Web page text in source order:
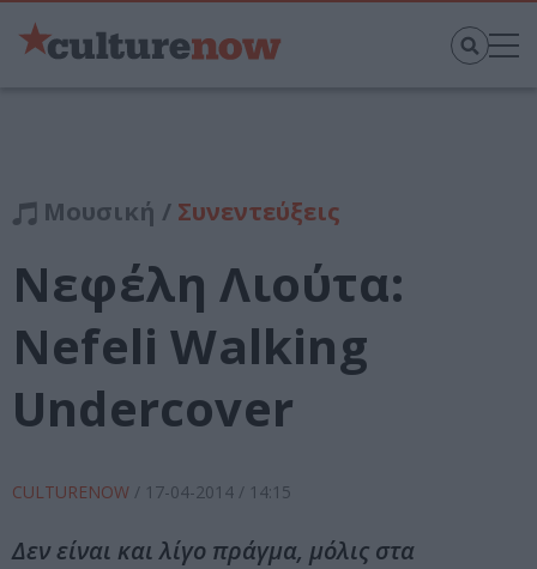
Μουσική / Συνεντεύξεις
Νεφέλη Λιούτα:
Nefeli Walking
Undercover
CULTURENOW / 17-04-2014 / 14:15
Δεν είναι και λίγο πράγμα, μόλις στα